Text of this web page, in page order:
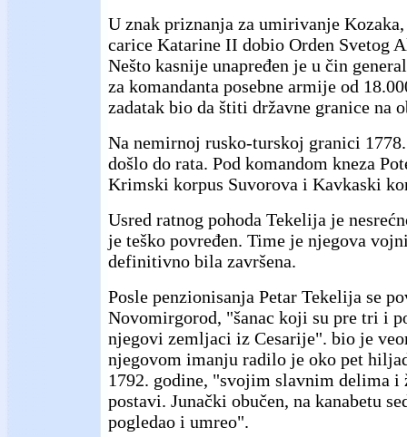
U znak priznanja za umirivanje
carice Katarine II dobio Orden Svetog
Nešto kasnije unapređen je u čin
za komandanta posebne armije od
zadatak bio da štiti državne granice na
Na nemirnoj rusko-turskoj granici
došlo do rata. Pod komandom kneza
Krimski korpus Suvorova i Kavkaski
Usred ratnog pohoda Tekelija je
je teško povređen. Time je njegova
definitivno bila završena.
Posle penzionisanja Petar Tekelija se
Novomirgorod, "šanac koji su pre tri i
njegovi zemljaci iz Cesarije". bio je
njegovom imanju radilo je oko pet
1792. godine, "svojim slavnim delima i
postavi. Junački obučen, na kanabetu
pogledao i umreo".